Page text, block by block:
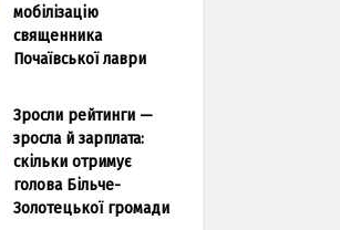
мобілізацію
священника
Почаївської лаври
Зросли рейтинги —
зросла й зарплата:
скільки отримує
голова Більче-
Золотецької громади